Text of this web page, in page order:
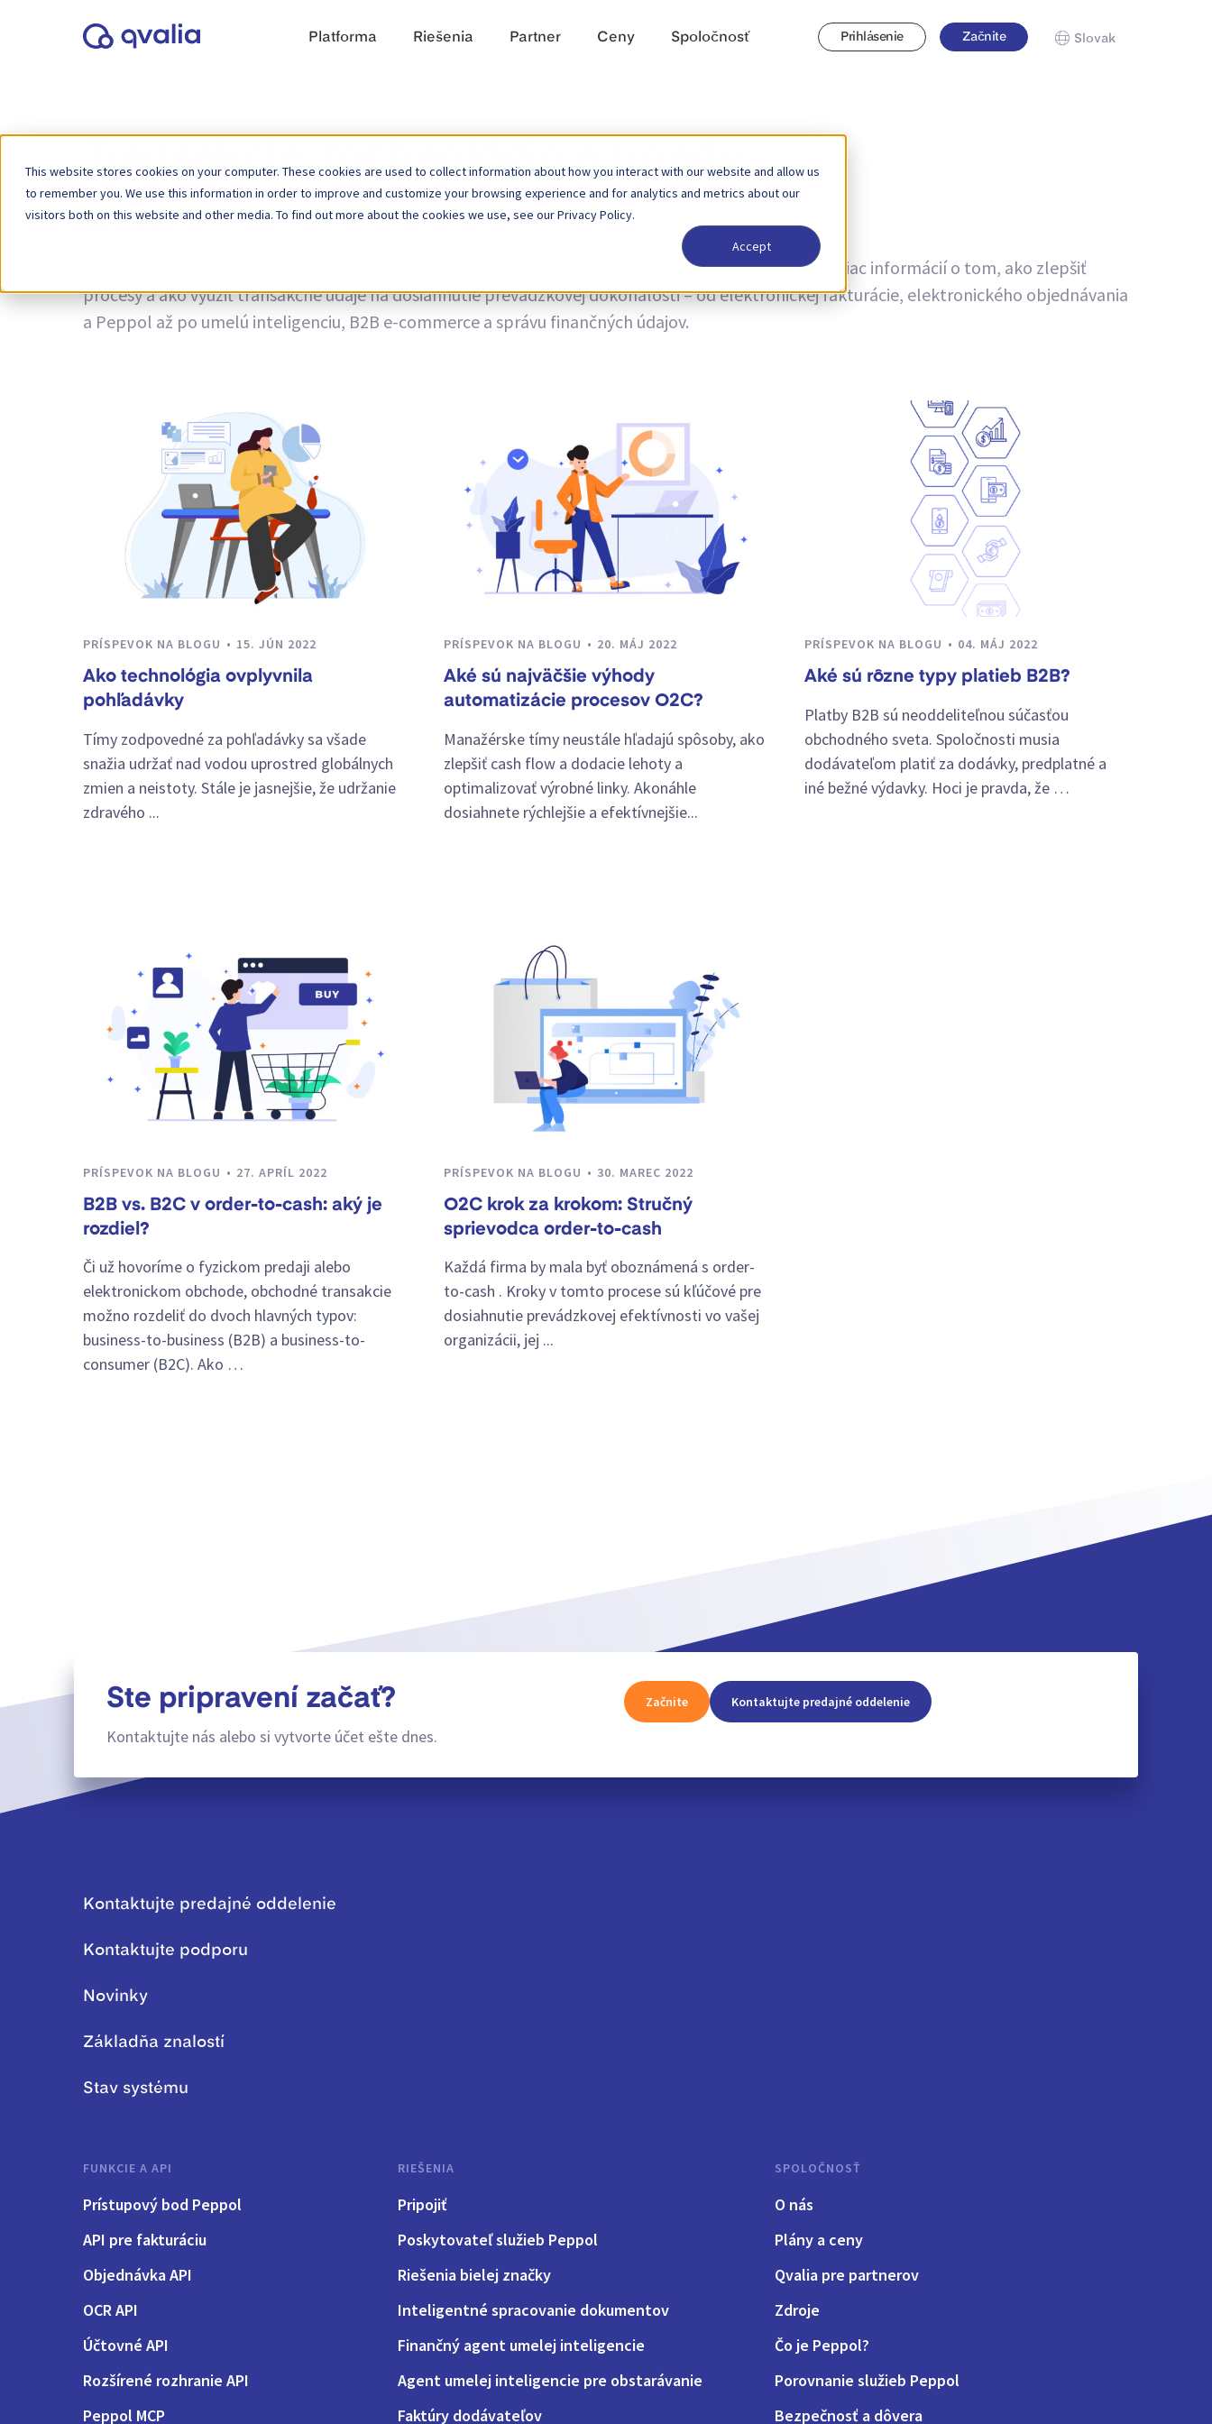
This website stores cookies on your computer. These cookies are used to collect information about how you interact with our website and allow us
to remember you. We use this information in order to improve and customize your browsing experience and for analytics and metrics about our
visitors both on this website and other media. To find out more about the cookies we use, see our Privacy Policy.
Accept
Platforma Riešenia Partner Ceny Spoločnosť Prihlásenie Začnite Slovak
Transakcie, technológie a trendy
Informácie o transakciách, technológiách a trendoch a novinky o aktualizáciách produktov. Získajte viac informácií o tom, ako zlepšiť
procesy a ako využiť transakčné údaje na dosiahnutie prevádzkovej dokonalosti – od elektronickej fakturácie, elektronického objednávania
a Peppol až po umelú inteligenciu, B2B e-commerce a správu finančných údajov.
PRÍSPEVOK NA BLOGU 15. JÚN 2022
Ako technológia ovplyvnila
pohľadávky
Tímy zodpovedné za pohľadávky sa všade
snažia udržať nad vodou uprostred globálnych
zmien a neistoty. Stále je jasnejšie, že udržanie
zdravého ...
PRÍSPEVOK NA BLOGU 20. MÁJ 2022
Aké sú najväčšie výhody
automatizácie procesov O2C?
Manažérske tímy neustále hľadajú spôsoby, ako
zlepšiť cash flow a dodacie lehoty a
optimalizovať výrobné linky. Akonáhle
dosiahnete rýchlejšie a efektívnejšie...
PRÍSPEVOK NA BLOGU 04. MÁJ 2022
Aké sú rôzne typy platieb B2B?
Platby B2B sú neoddeliteľnou súčasťou
obchodného sveta. Spoločnosti musia
dodávateľom platiť za dodávky, predplatné a
iné bežné výdavky. Hoci je pravda, že …
PRÍSPEVOK NA BLOGU 27. APRÍL 2022
B2B vs. B2C v order-to-cash: aký je
rozdiel?
Či už hovoríme o fyzickom predaji alebo
elektronickom obchode, obchodné transakcie
možno rozdeliť do dvoch hlavných typov:
business-to-business (B2B) a business-to-
consumer (B2C). Ako …
PRÍSPEVOK NA BLOGU 30. MAREC 2022
O2C krok za krokom: Stručný
sprievodca order-to-cash
Každá firma by mala byť oboznámená s order-
to-cash . Kroky v tomto procese sú kľúčové pre
dosiahnutie prevádzkovej efektívnosti vo vašej
organizácii, jej ...
Ste pripravení začať?
Kontaktujte nás alebo si vytvorte účet ešte dnes.
Začnite Kontaktujte predajné oddelenie
Kontaktujte predajné oddelenie
Kontaktujte podporu
Novinky
Základňa znalostí
Stav systému
FUNKCIE A API
Prístupový bod Peppol
API pre fakturáciu
Objednávka API
OCR API
Účtovné API
Rozšírené rozhranie API
Peppol MCP
RIEŠENIA
Pripojiť
Poskytovateľ služieb Peppol
Riešenia bielej značky
Inteligentné spracovanie dokumentov
Finančný agent umelej inteligencie
Agent umelej inteligencie pre obstarávanie
Faktúry dodávateľov
SPOLOČNOSŤ
O nás
Plány a ceny
Qvalia pre partnerov
Zdroje
Čo je Peppol?
Porovnanie služieb Peppol
Bezpečnosť a dôvera